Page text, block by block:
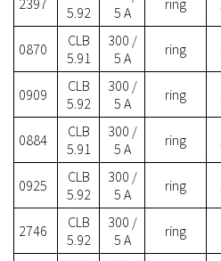
5.92
5 A
0870
CLB
5.91
300 /
5 A
ring
0909
CLB
5.92
300 /
5 A
ring
0884
CLB
5.91
300 /
5 A
ring
0925
CLB
5.92
300 /
5 A
ring
2746
CLB
5.92
300 /
5 A
ring